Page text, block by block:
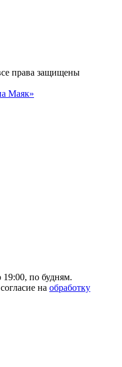
права защищены
Маяк»
19:00, по будням.
на обработку